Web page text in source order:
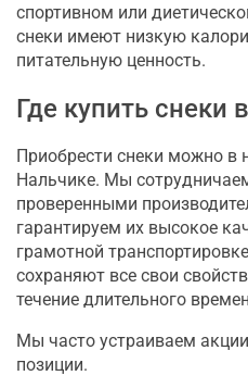
спортивном или
снеки имеют низкую
питательную ценность.
Где купить снеки
Приобрести снеки можно в
Нальчике. Мы
проверенными
гарантируем их высокое
грамотной
сохраняют все свои
течение длительного
Мы часто устраиваем
позиции.